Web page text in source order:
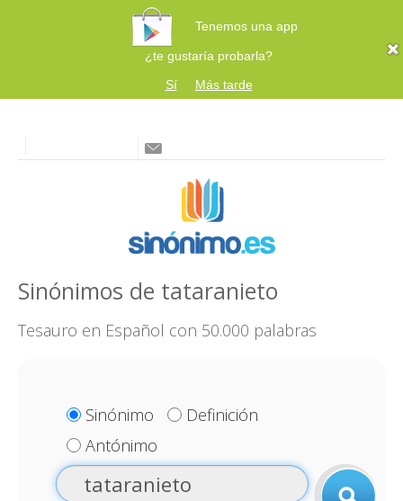
Tenemos una app
¿te gustaría probarla?
Sí
Más tarde
Sinónimos de tataranieto
Tesauro en Español con 50.000 palabras
Sinónimo
Definición
Antónimo